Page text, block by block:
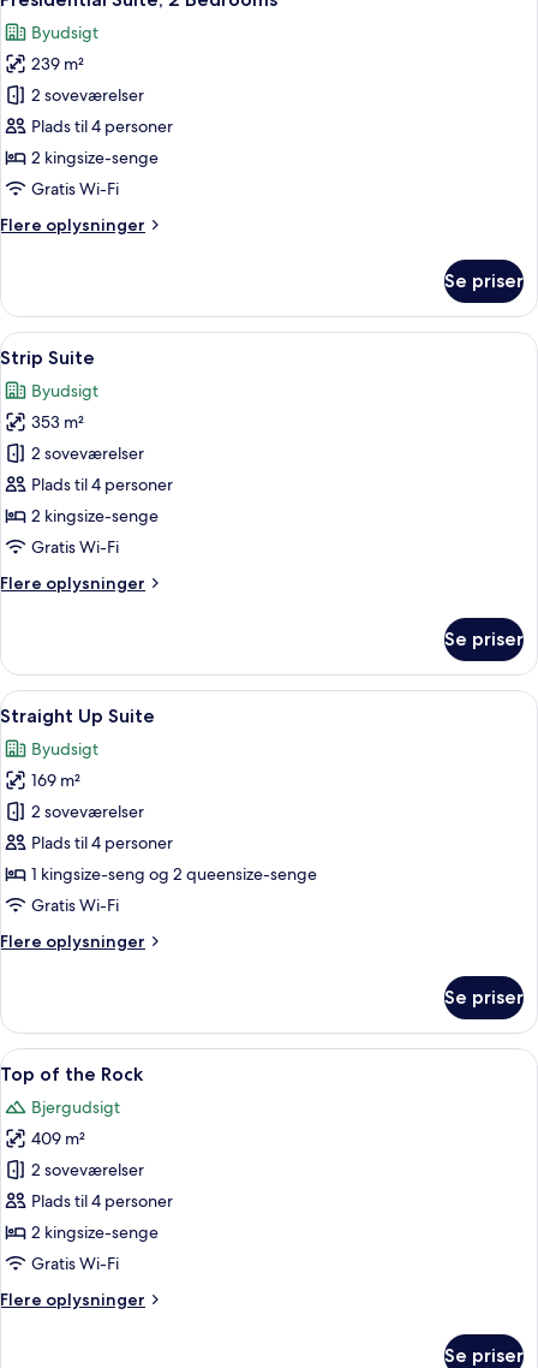
alle
billeder
af
Presidential
Suite,
2
Bedrooms
Byudsigt
239 m²
2 soveværelser
Plads til 4 personer
2 kingsize-senge
Gratis Wi-Fi
Flere oplysninger
Flere
Suite,
Bedrooms
Se priser
Indlæs
alle
billeder
af
Strip
Suite
En moderne hotellobby med et
9
Strip Suite
Byudsigt
353 m²
2 soveværelser
Plads til 4 personer
2 kingsize-senge
Gratis Wi-Fi
Flere oplysninger
Flere
Suite
Se priser
Indlæs
alle
billeder
af
Straight
Up
Suite
Et hotelværelse med to senge, en
12
Straight Up Suite
Byudsigt
169 m²
2 soveværelser
Plads til 4 personer
1 kingsize-seng og 2 queensize-senge
Gratis Wi-Fi
Flere oplysninger
Flere
Up
Suite
Se priser
Indlæs
alle
billeder
af
Top
of
the
Rock
Et moderne hotelværelse med en
12
Top of the Rock
Bjergudsigt
409 m²
2 soveværelser
Plads til 4 personer
2 kingsize-senge
Gratis Wi-Fi
Flere oplysninger
Flere
Se priser